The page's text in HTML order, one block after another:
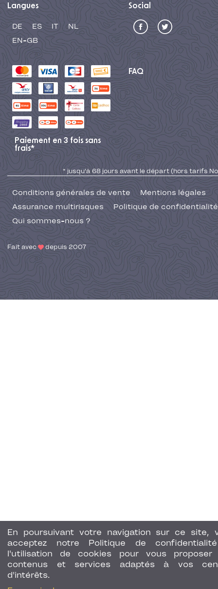
En poursuivant votre navigation sur ce site,
acceptez notre Politique de
l'utilisation de cookies pour vous proposer
contenus et services adaptés à vos
d'intérêts.
Langues
DE ES IT
NL
EN-GB
Social
FAQ
Paiement en 3 fois sans
frais*
* jusqu'à 68 jours avant le départ (hors tarifs No
Conditions générales de vente
Mentions légales
Assurance multirisques
Politique de confidentialité
Qui sommes-nous ?
Fait avec depuis 2007